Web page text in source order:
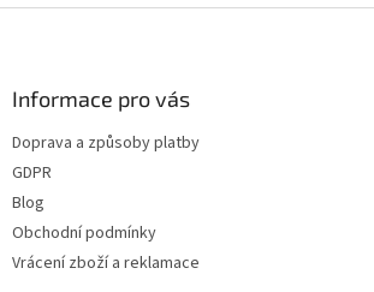
Informace pro vás
Doprava a způsoby platby
GDPR
Blog
Obchodní podmínky
Vrácení zboží a reklamace